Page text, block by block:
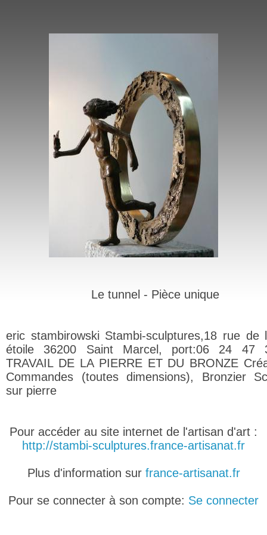
Le tunnel - Pièce unique
eric stambirowski Stambi-sculptures,18 rue de
étoile 36200 Saint Marcel, port:06 24 47
TRAVAIL DE LA PIERRE ET DU BRONZE
Commandes (toutes dimensions), Bronzier
sur pierre
Pour accéder au site internet de l'artisan d'art :
http://stambi-sculptures.france-artisanat.fr
Plus d'information sur france-artisanat.fr
Pour se connecter à son compte: Se connecter